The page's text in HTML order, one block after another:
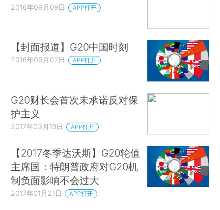
2016年09月09日 APP打开
【封面报道】G20中国时刻
2016年09月02日 APP打开
G20财长会首次未承诺反对保
护主义
2017年03月19日 APP打开
【2017冬季达沃斯】G20轮值
主席国：特朗普政府对G20机
制负面影响不会过大
2017年01月21日 APP打开